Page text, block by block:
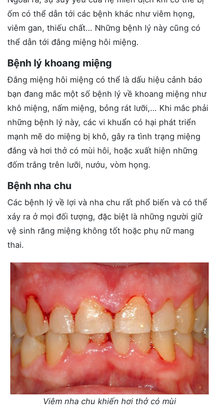
ốm có thể dẫn tới các bệnh khác như viêm họng,
viêm gan, thiếu chất… Những bệnh lý này cũng có
thể dẫn tới đắng miệng hôi miệng.
Bệnh lý khoang miệng
Đắng miệng hôi miệng có thể là dấu hiệu cảnh báo
bạn đang mắc một số bệnh lý về khoang miệng như
khô miệng, nấm miệng, bỏng rát lưỡi,… Khi mắc phải
những bệnh lý này, các vi khuẩn có hại phát triển
mạnh mẽ do miệng bị khô, gây ra tình trạng miệng
đắng và hơi thở có mùi hôi, hoặc xuất hiện những
đốm trắng trên lưỡi, nướu, vòm họng.
Bệnh nha chu
Các bệnh lý về lợi và nha chu rất phổ biến và có thể
xảy ra ở mọi đối tượng, đặc biệt là những người giữ
vệ sinh răng miệng không tốt hoặc phụ nữ mang
thai.
Viêm nha chu khiến hơi thở có mùi